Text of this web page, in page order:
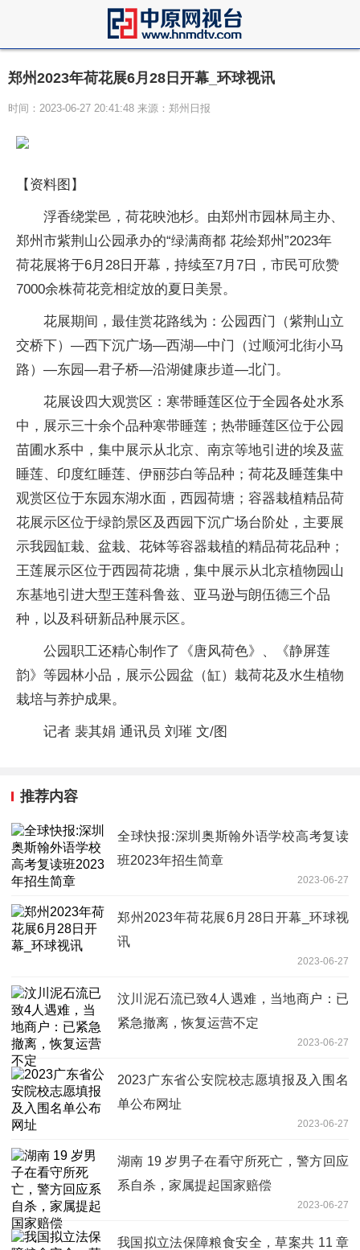
郑州2023年荷花展6月28日开幕_环球视讯
时间：2023-06-27 20:41:48 来源：郑州日报
【资料图】
浮香绕棠邑，荷花映池杉。由郑州市园林局主办、
郑州市紫荆山公园承办的“绿满商都 花绘郑州”2023年
荷花展将于6月28日开幕，持续至7月7日，市民可欣赞
7000余株荷花竞相绽放的夏日美景。
花展期间，最佳赏花路线为：公园西门（紫荆山立
交桥下）—西下沉广场—西湖—中门（过顺河北街小马
路）—东园—君子桥—沿湖健康步道—北门。
花展设四大观赏区：寒带睡莲区位于全园各处水系
中，展示三十余个品种寒带睡莲；热带睡莲区位于公园
苗圃水系中，集中展示从北京、南京等地引进的埃及蓝
睡莲、印度红睡莲、伊丽莎白等品种；荷花及睡莲集中
观赏区位于东园东湖水面，西园荷塘；容器栽植精品荷
花展示区位于绿韵景区及西园下沉广场台阶处，主要展
示我园缸栽、盆栽、花钵等容器栽植的精品荷花品种；
王莲展示区位于西园荷花塘，集中展示从北京植物园山
东基地引进大型王莲科鲁兹、亚马逊与朗伍德三个品
种，以及科研新品种展示区。
公园职工还精心制作了《唐风荷色》、《静屏莲
韵》等园林小品，展示公园盆（缸）栽荷花及水生植物
栽培与养护成果。
记者 裴其娟 通讯员 刘璀 文/图
推荐内容
全球快报:深圳奥斯翰外语学校高考复读
班2023年招生简章
2023-06-27
郑州2023年荷花展6月28日开幕_环球视
讯
2023-06-27
汶川泥石流已致4人遇难，当地商户：已
紧急撤离，恢复运营不定
2023-06-27
2023广东省公安院校志愿填报及入围名
单公布网址
2023-06-27
湖南 19 岁男子在看守所死亡，警方回应
系自杀，家属提起国家赔偿
2023-06-27
我国拟立法保障粮食安全，草案共 11 章